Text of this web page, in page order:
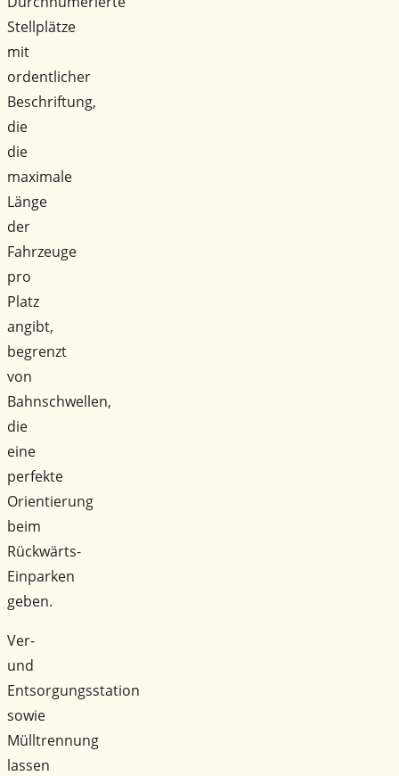
Stellplätze
mit
ordentlicher
Beschriftung,
die
die
maximale
Länge
der
Fahrzeuge
pro
Platz
angibt,
begrenzt
von
Bahnschwellen,
die
eine
perfekte
Orientierung
beim
Rückwärts-
Einparken
geben.
Ver-
und
Entsorgungsstation
sowie
Mülltrennung
lassen